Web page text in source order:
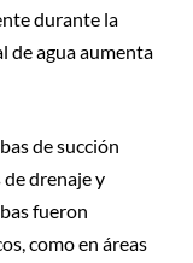
durante la
de agua aumenta
de succión
drenaje y
fueron
como en áreas